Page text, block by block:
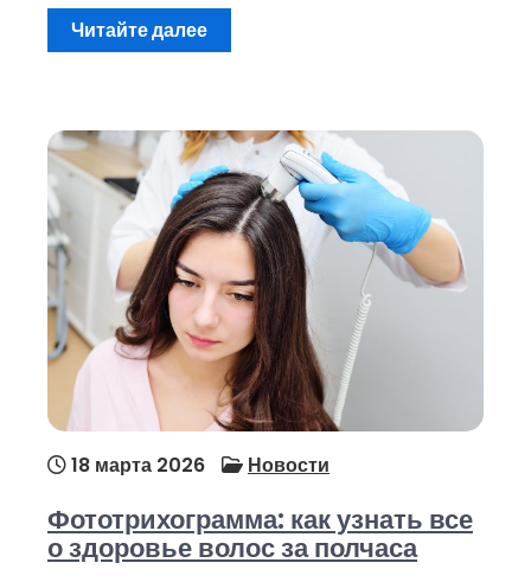
Читайте далее
18 марта 2026 Новости
Фототрихограмма: как узнать все
о здоровье волос за полчаса